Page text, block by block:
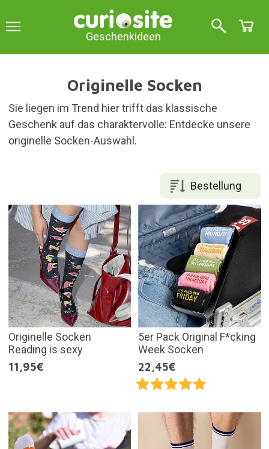
Geschenkideen
Originelle Socken
Sie liegen im Trend hier trifft das klassische
Geschenk auf das charaktervolle: Entdecke unsere
originelle Socken-Auswahl.
Bestellung
Originelle Socken
Reading is sexy
11,95€
5er Pack Original F*cking
Week Socken
22,45€